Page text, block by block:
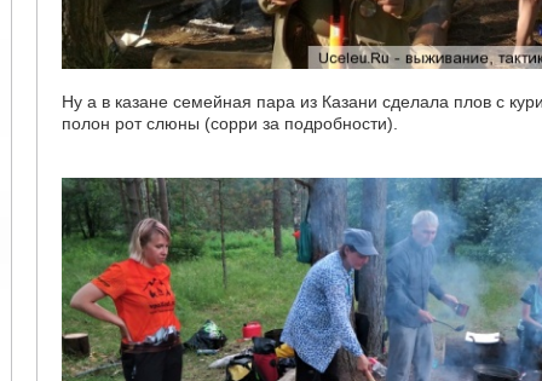
Ну а в казане семейная пара из Казани сделала плов с
полон рот слюны (сорри за подробности).